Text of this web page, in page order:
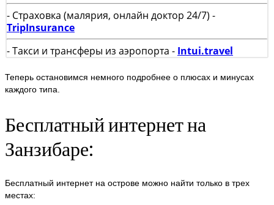
- Страховка (малярия, онлайн доктор 24/7) -
TripInsurance
- Такси и трансферы из аэропорта - Intui.travel
Теперь остановимся немного подробнее о плюсах и минусах
каждого типа.
Бесплатный интернет на
Занзибаре:
Бесплатный интернет на острове можно найти только в трех
местах: